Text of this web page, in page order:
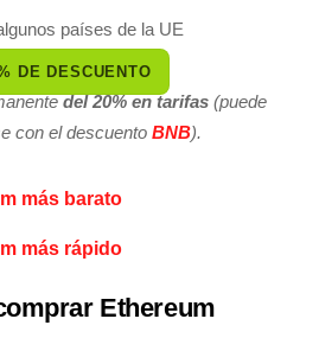
países de la UE
DE DESCUENTO
del 20% en tarifas (puede
con el descuentoBNB).
más barato
más rápido
Ethereum